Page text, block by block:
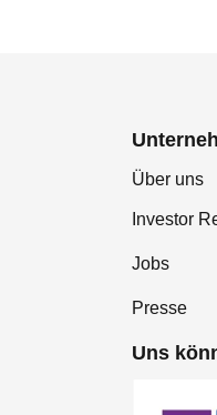
Über uns
Investor
Jobs
Presse
Uns